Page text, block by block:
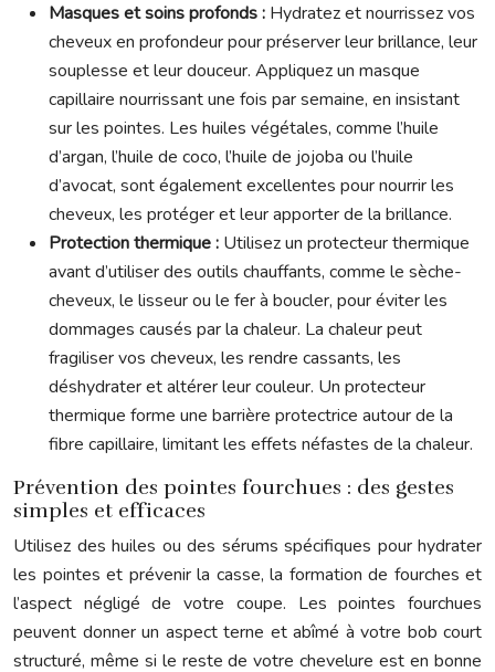
Masques et soins profonds : Hydratez et nourrissez vos
cheveux en profondeur pour préserver leur brillance, leur
souplesse et leur douceur. Appliquez un masque
capillaire nourrissant une fois par semaine, en insistant
sur les pointes. Les huiles végétales, comme l’huile
d’argan, l’huile de coco, l’huile de jojoba ou l’huile
d’avocat, sont également excellentes pour nourrir les
cheveux, les protéger et leur apporter de la brillance.
Protection thermique : Utilisez un protecteur thermique
avant d’utiliser des outils chauffants, comme le sèche-
cheveux, le lisseur ou le fer à boucler, pour éviter les
dommages causés par la chaleur. La chaleur peut
fragiliser vos cheveux, les rendre cassants, les
déshydrater et altérer leur couleur. Un protecteur
thermique forme une barrière protectrice autour de la
fibre capillaire, limitant les effets néfastes de la chaleur.
Prévention des pointes fourchues : des gestes
simples et efficaces
Utilisez des huiles ou des sérums spécifiques pour hydrater
les pointes et prévenir la casse, la formation de fourches et
l’aspect négligé de votre coupe. Les pointes fourchues
peuvent donner un aspect terne et abîmé à votre bob court
structuré, même si le reste de votre chevelure est en bonne